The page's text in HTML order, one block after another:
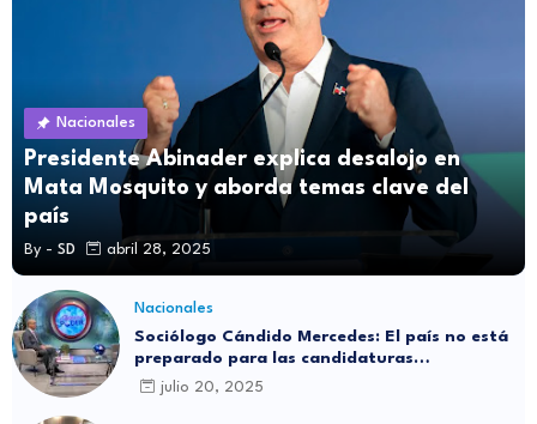
Nacionales
Presidente Abinader explica desalojo en
Mata Mosquito y aborda temas clave del
país
By - SD abril 28, 2025
Nacionales
Sociólogo Cándido Mercedes: El país no está
preparado para las candidaturas
independientes
julio 20, 2025